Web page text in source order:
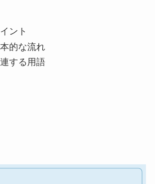
ント
的な流れ
する用語